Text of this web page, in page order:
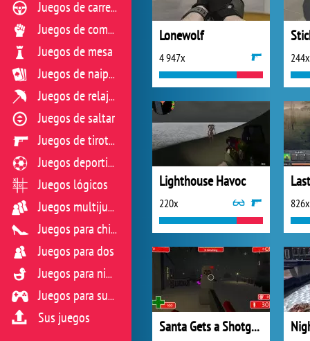
Lonewolf
4 947x 244x
Lighthouse Havoc
220x 826x
Santa Gets a Shotgun 2
Juegos de carreras
Juegos de combate
Juegos de mesa
Juegos de naipes
Juegos de relajación
Juegos de saltar
Juegos de tiroteo
Juegos deportivos
Juegos lógicos
Juegos multijugador
Juegos para chicas
Juegos para dos
Juegos para niños
Juegos para sus reflejos
Sus juegos